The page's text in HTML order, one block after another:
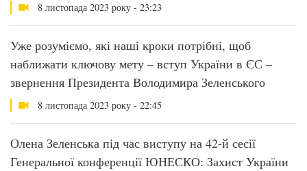
8 листопада 2023 року - 23:23
Уже розуміємо, які наші кроки потрібні, щоб
наближати ключову мету – вступ України в ЄС –
звернення Президента Володимира Зеленського
8 листопада 2023 року - 22:45
Олена Зеленська під час виступу на 42-й сесії
Генеральної конференції ЮНЕСКО: Захист України